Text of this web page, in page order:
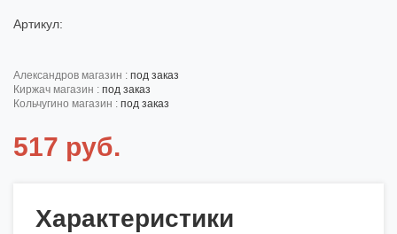
Артикул:
александров магазин : под заказ
киржач магазин : под заказ
кольчугино магазин : под заказ
517 руб.
Характеристики